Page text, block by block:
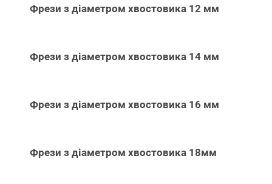
Фрези з діаметром хвостовика 12 мм
Фрези з діаметром хвостовика 14 мм
Фрези з діаметром хвостовика 16 мм
Фрези з діаметром хвостовика 18мм